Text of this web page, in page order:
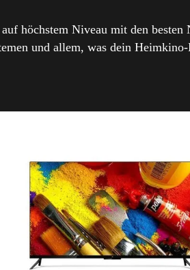
höchstem Niveau mit den
und allem, was dein